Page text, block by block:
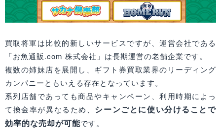
買取将軍は比較的新しいサービスですが、運営会社である
「お魚通販.com 株式会社」は長期運営の老舗企業です。
複数の姉妹店を展開し、ギフト券買取業界のリーディング
カンパニーともいえる存在となっています。
系列店舗であっても商品やキャンペーン、利用時期によっ
て換金率が異なるため、 シーンごとに使い分けることで
効率的な売却が可能です。